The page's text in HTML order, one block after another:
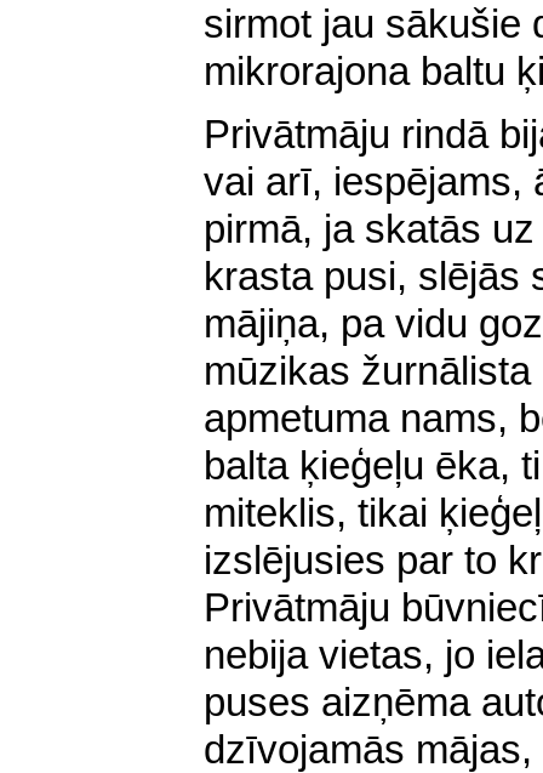
sirmot jau sākušie
mikrorajona baltu
Privātmāju rindā
vai arī, iespējams,
pirmā, ja skatās
krasta pusi, slējās
mājiņa, pa vidu
mūzikas
apmetuma nams,
balta ķieģeļu ēka,
miteklis, tikai
izslējusies par to
Privātmāju
nebija vietas, jo
puses aizņēma
dzīvojamās